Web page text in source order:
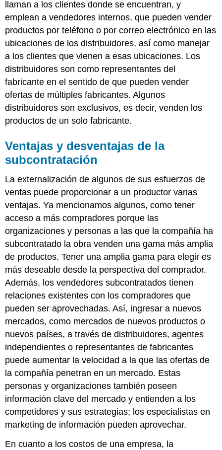
llaman a los clientes donde se encuentran, y
emplean a vendedores internos, que pueden vender
productos por teléfono o por correo electrónico en las
ubicaciones de los distribuidores, así como manejar
a los clientes que vienen a esas ubicaciones. Los
distribuidores son como representantes del
fabricante en el sentido de que pueden vender
ofertas de múltiples fabricantes. Algunos
distribuidores son exclusivos, es decir, venden los
productos de un solo fabricante.
Ventajas y desventajas de la
subcontratación
La externalización de algunos de sus esfuerzos de
ventas puede proporcionar a un productor varias
ventajas. Ya mencionamos algunos, como tener
acceso a más compradores porque las
organizaciones y personas a las que la compañía ha
subcontratado la obra venden una gama más amplia
de productos. Tener una amplia gama para elegir es
más deseable desde la perspectiva del comprador.
Además, los vendedores subcontratados tienen
relaciones existentes con los compradores que
pueden ser aprovechadas. Así, ingresar a nuevos
mercados, como mercados de nuevos productos o
nuevos países, a través de distribuidores, agentes
independientes o representantes de fabricantes
puede aumentar la velocidad a la que las ofertas de
la compañía penetran en un mercado. Estas
personas y organizaciones también poseen
información clave del mercado y entienden a los
competidores y sus estrategias; los especialistas en
marketing de información pueden aprovechar.
En cuanto a los costos de una empresa, la